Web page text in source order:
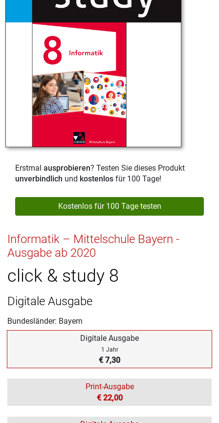
Erstmal ausprobieren? Testen Sie dieses Produkt
unverbindlich und kostenlos für 100 Tage!
Kostenlos für 100 Tage testen
Informatik – Mittelschule Bayern -
Ausgabe ab 2020
click & study 8
Digitale Ausgabe
Bundesländer: Bayern
Digitale Ausgabe
1 Jahr
€ 7,30
Print-Ausgabe
€ 22,00